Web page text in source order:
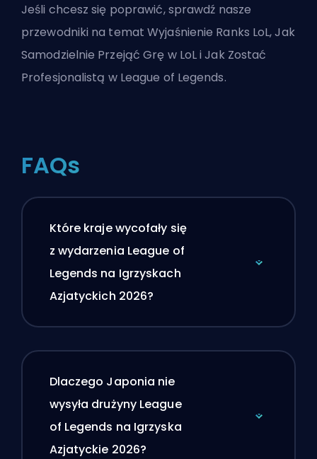
Jeśli chcesz się poprawić, sprawdź nasze
przewodniki na tematWyjaśnienie Ranks LoL,Jak
Samodzielnie Przejąć Grę w LoLiJak Zostać
Profesjonalistą w League of Legends.
FAQs
Które kraje wycofały się
z wydarzenia League of
Legends na Igrzyskach
Azjatyckich 2026?
Dlaczego Japonia nie
wysyła drużyny League
of Legends na Igrzyska
Azjatyckie 2026?